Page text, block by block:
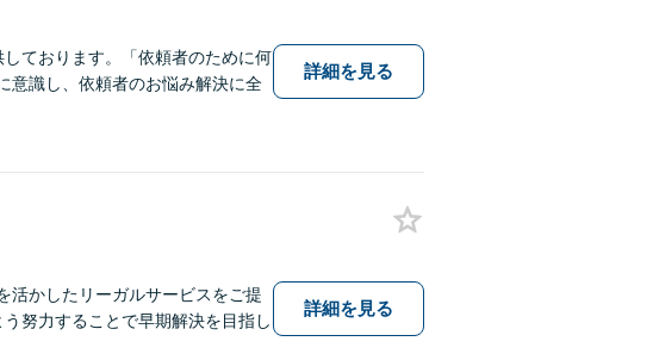
ております。「依頼者のために何
意識し、依頼者のお悩み解決に全
詳細を見る
活かしたリーガルサービスをご提
努力することで早期解決を目指し
詳細を見る